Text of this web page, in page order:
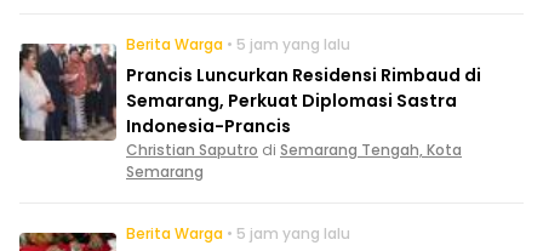
Berita Warga • 5 jam yang lalu
Prancis Luncurkan Residensi Rimbaud di
Semarang, Perkuat Diplomasi Sastra
Indonesia-Prancis
Christian Saputro di Semarang Tengah, Kota
Semarang
Berita Warga • 5 jam yang lalu